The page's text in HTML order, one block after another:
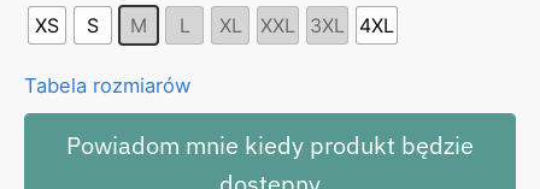
XS S M L XL XXL 3XL 4XL
Tabela rozmiarów
Powiadom mnie kiedy produkt będzie